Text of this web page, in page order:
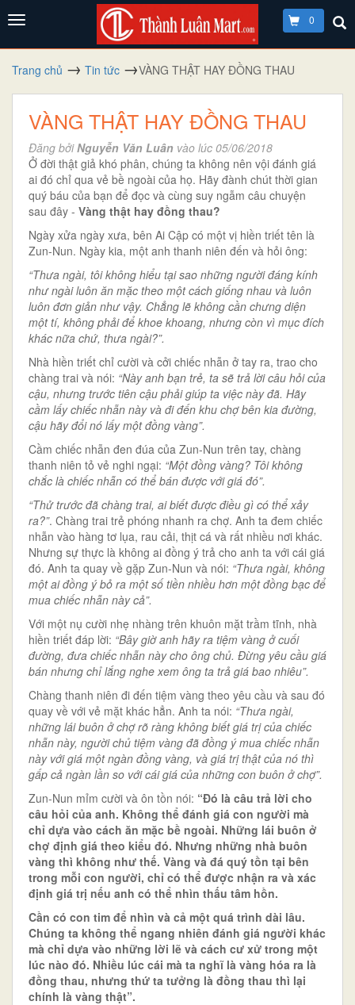
0
Trang chủ Tin tức VÀNG THẬT HAY ĐỒNG THAU
VÀNG THẬT HAY ĐỒNG THAU
Đăng bởiNguyễn Văn Luân vào lúc 05/06/2018
Ở đời thật giả khó phân, chúng ta không nên vội đánh giá
ai đó chỉ qua vẻ bề ngoài của họ. Hãy đành chút thời gian
quý báu của bạn để đọc và cùng suy ngẫm câu chuyện
sau đây - Vàng thật hay đồng thau?
Ngày xửa ngày xưa, bên Ai Cập có một vị hiền triết tên là
Zun-Nun. Ngày kia, một anh thanh niên đến và hỏi ông:
“Thưa ngài, tôi không hiểu tại sao những người đáng kính
như ngài luôn ăn mặc theo một cách giống nhau và luôn
luôn đơn giản như vậy. Chẳng lẽ không cần chưng diện
một tí, không phải để khoe khoang, nhưng còn vì mục đích
khác nữa chứ, thưa ngài?”.
Nhà hiền triết chỉ cười và cởi chiếc nhẫn ở tay ra, trao cho
chàng trai và nói: “Này anh bạn trẻ, ta sẽ trả lời câu hỏi của
cậu, nhưng trước tiên cậu phải giúp ta việc này đã. Hãy
cầm lấy chiếc nhẫn này và đi đến khu chợ bên kia đường,
cậu hãy đổi nó lấy một đồng vàng”.
Cầm chiếc nhẫn đen đúa của Zun-Nun trên tay, chàng
thanh niên tỏ vẻ nghi ngại: “Một đồng vàng? Tôi không
chắc là chiếc nhẫn có thể bán được với giá đó”.
“Thử trước đã chàng trai, ai biết được điều gì có thể xảy
ra?”. Chàng trai trẻ phóng nhanh ra chợ. Anh ta đem chiếc
nhẫn vào hàng tơ lụa, rau cải, thịt cá và rất nhiều nơi khác.
Nhưng sự thực là không ai đồng ý trả cho anh ta với cái giá
đó. Anh ta quay về gặp Zun-Nun và nói: “Thưa ngài, không
một ai đồng ý bỏ ra một số tiền nhiều hơn một đồng bạc để
mua chiếc nhẫn này cả”.
Với một nụ cười nhẹ nhàng trên khuôn mặt trầm tĩnh, nhà
hiền triết đáp lời: “Bây giờ anh hãy ra tiệm vàng ở cuối
đường, đưa chiếc nhẫn này cho ông chủ. Đừng yêu cầu giá
bán nhưng chỉ lắng nghe xem ông ta trả giá bao nhiêu”.
Chàng thanh niên đi đến tiệm vàng theo yêu cầu và sau đó
quay về với vẻ mặt khác hẳn. Anh ta nói: “Thưa ngài,
những lái buôn ở chợ rõ ràng không biết giá trị của chiếc
nhẫn này, người chủ tiệm vàng đã đồng ý mua chiếc nhẫn
này với giá một ngàn đồng vàng, và giá trị thật của nó thì
gấp cả ngàn lần so với cái giá của những con buôn ở chợ”.
Zun-Nun mỉm cười và ôn tồn nói: “Đó là câu trả lời cho
câu hỏi của anh. Không thể đánh giá con người mà
chỉ dựa vào cách ăn mặc bề ngoài. Những lái buôn ở
chợ định giá theo kiểu đó. Nhưng những nhà buôn
vàng thì không như thế. Vàng và đá quý tồn tại bên
trong mỗi con người, chỉ có thể được nhận ra và xác
định giá trị nếu anh có thể nhìn thấu tâm hồn.
Cần có con tim để nhìn và cả một quá trình dài lâu.
Chúng ta không thể ngang nhiên đánh giá người khác
mà chỉ dựa vào những lời lẽ và cách cư xử trong một
lúc nào đó. Nhiều lúc cái mà ta nghĩ là vàng hóa ra là
đồng thau, nhưng thứ ta tưởng là đồng thau thì lại
chính là vàng thật”.